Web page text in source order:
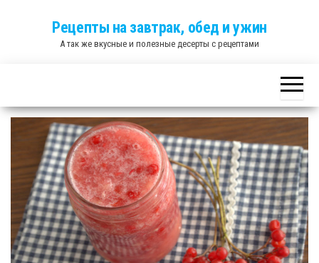
Рецепты на завтрак, обед и ужин
А так же вкусные и полезные десерты с рецептами